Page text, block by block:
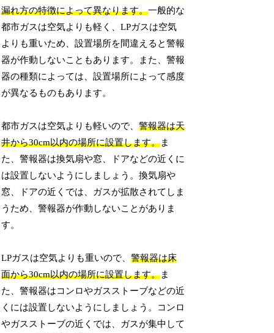
漏れ方の特徴によって異なります。一般的な
都市ガスは空気よりも軽く、LPガスは空気
よりも重いため、設置場所を間違えると警報
器が作動しないこともあります。また、警報
器の種類によっては、設置場所によって感度
が異なるものもあります。
都市ガスは空気よりも軽いので、警報器は天
井から30cm以内の場所に設置します。ま
た、警報器は換気扇や窓、ドアなどの近くに
は設置しないようにしましょう。換気扇や
窓、ドアの近くでは、ガスが拡散されてしま
うため、警報器が作動しないことがありま
す。
LPガスは空気よりも重いので、警報器は床
面から30cm以内の場所に設置します。ま
た、警報器はコンロやガスストーブなどの近
くには設置しないようにしましょう。コンロ
やガスストーブの近くでは、ガスが集中して